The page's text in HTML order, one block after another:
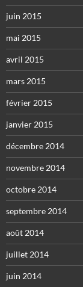
juin 2015
mai 2015
avril 2015
mars 2015
février 2015
janvier 2015
décembre 2014
novembre 2014
octobre 2014
septembre 2014
août 2014
juillet 2014
juin 2014